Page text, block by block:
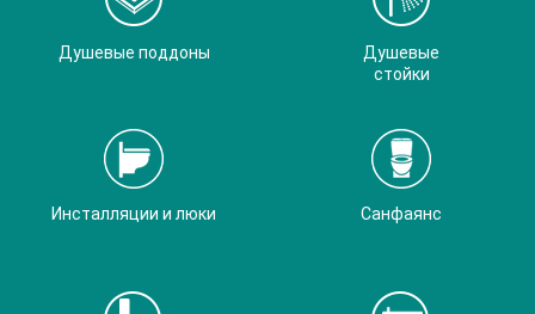
Душевые поддоны
Душевые
стойки
Инсталляции и люки Санфаянс